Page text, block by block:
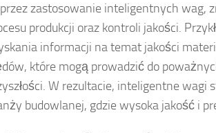
zastosowanie inteligentnych wag,
produkcji oraz kontroli jakości.
informacji na temat jakości
które mogą prowadzić do
W rezultacie, inteligentne
budowlanej, gdzie wysoka jakość i